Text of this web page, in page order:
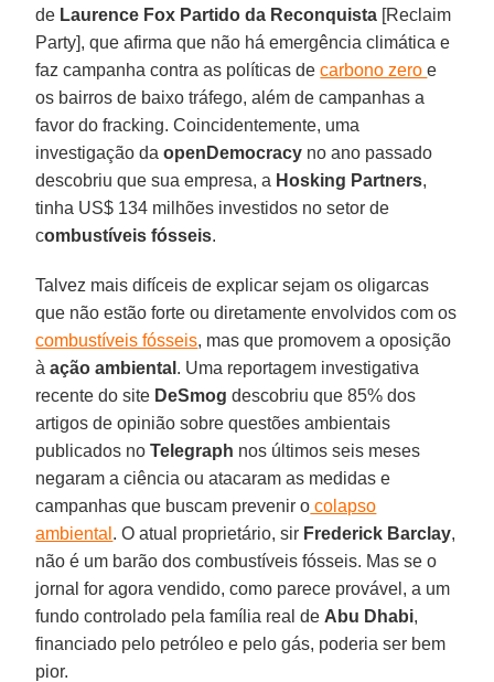
de Laurence Fox Partido da Reconquista [Reclaim
Party], que afirma que não há emergência climática e
faz campanha contra as políticas decarbono zeroe
os bairros de baixo tráfego, além de campanhas a
favor do fracking. Coincidentemente, uma
investigação daopenDemocracy no ano passado
descobriu que sua empresa, a Hosking Partners,
tinha US$ 134 milhões investidos no setor de
combustíveis fósseis.
Talvez mais difíceis de explicar sejam os oligarcas
que não estão forte ou diretamente envolvidos com os
combustíveis fósseis, mas que promovem a oposição
àação ambiental . Uma reportagem investigativa
recente do site DeSmog descobriu que 85% dos
artigos de opinião sobre questões ambientais
publicados noTelegraph nos últimos seis meses
negaram a ciência ou atacaram as medidas e
campanhas que buscam prevenir o colapso
ambiental . O atual proprietário, sir Frederick Barclay,
não é um barão dos combustíveis fósseis. Mas se o
jornal for agora vendido, como parece provável, a um
fundo controlado pela família real de Abu Dhabi,
financiado pelo petróleo e pelo gás, poderia ser bem
pior.